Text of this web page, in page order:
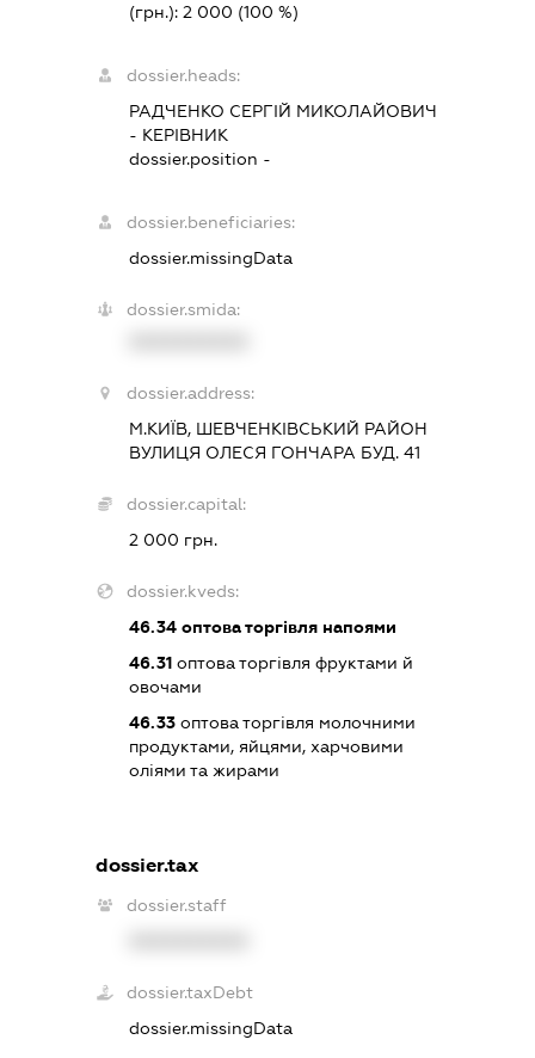
(грн.): 2 000 (100 %)
dossier.heads:
РАДЧЕНКО СЕРГІЙ МИКОЛАЙОВИЧ
- КЕРІВНИК
dossier.position -
dossier.beneficiaries:
dossier.missingData
dossier.smida:
dossier.address:
М.КИЇВ, ШЕВЧЕНКІВСЬКИЙ РАЙОН
ВУЛИЦЯ ОЛЕСЯ ГОНЧАРА БУД. 41
dossier.capital:
2 000 грн.
dossier.kveds:
46.34оптова торгівля напоями
46.31оптова торгівля фруктами й
овочами
46.33оптова торгівля молочними
продуктами, яйцями, харчовими
оліями та жирами
dossier.tax
dossier.staff
dossier.taxDebt
dossier.missingData